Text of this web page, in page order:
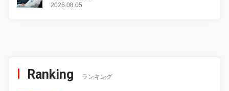
2026.08.05
Ranking ランキング